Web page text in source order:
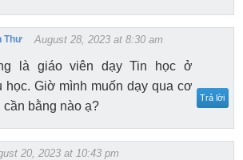
Thư August 28, 2023 at 8:30 am
là giáo viên dạy Tin học ở
học. Giờ mình muốn dạy qua cơ
cần bằng nào ạ?
Trả lời
20, 2023 at 10:43 pm